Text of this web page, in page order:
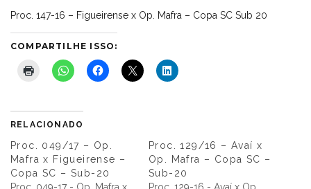
Proc. 147-16 – Figueirense x Op. Mafra – Copa SC Sub 20
COMPARTILHE ISSO:
RELACIONADO
Proc. 049/17 – Op.
Mafra x Figueirense –
Copa SC – Sub-20
Proc. 049-17 - Op. Mafra x
Proc. 129/16 – Avaí x
Op. Mafra – Copa SC –
Sub-20
Proc. 129-16 - Avaí x Op.